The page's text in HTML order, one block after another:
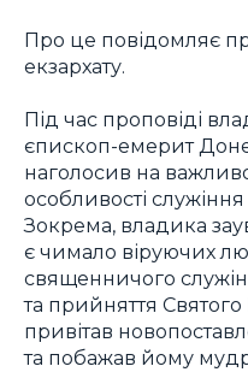
Про це повідомляє
екзархату.
Під час проповіді
єпископ-емерит
наголосив на
особливості
Зокрема, владика
є чимало віруючих
священничого
та прийняття Святого
привітав
та побажав йому